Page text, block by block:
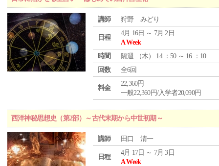
講師 狩野 みどり
日程
4月 16日 ～ 7月 2日
A Week
時間
隔週 （木） 14 ：50 ～ 16 ：10
回数
全6回
料金
22,360円
一般22,360円/入学者20,090円
西洋神秘思想史（第2部）～古代末期から中世初期～
講師 田口 清一
日程
4月 17日 ～ 7月 3日
A Week